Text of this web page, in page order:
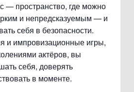
— пространство, где можно
и непредсказуемым — и
себя в безопасности.
и импровизационные игры,
актёров, вы
себя, доверять
в моменте.